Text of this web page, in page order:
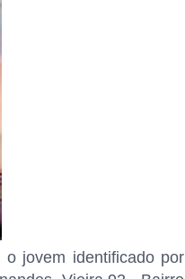
jovem identificado por